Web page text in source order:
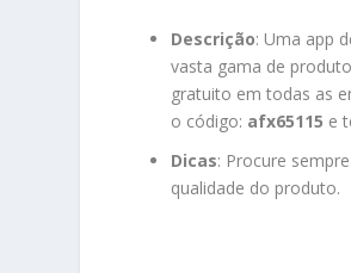
Descrição: Uma app
vasta gama de
gratuito em todas as
o código: afx65115 e
Dicas: Procure
qualidade do produto.